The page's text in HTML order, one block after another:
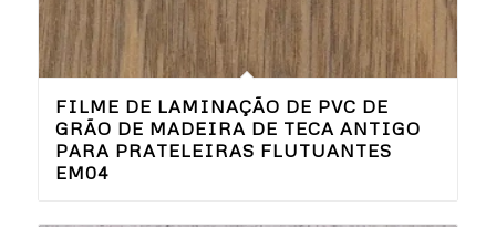
FILME DE LAMINAÇÃO DE PVC DE
GRÃO DE MADEIRA DE TECA ANTIGO
PARA PRATELEIRAS FLUTUANTES
EM04